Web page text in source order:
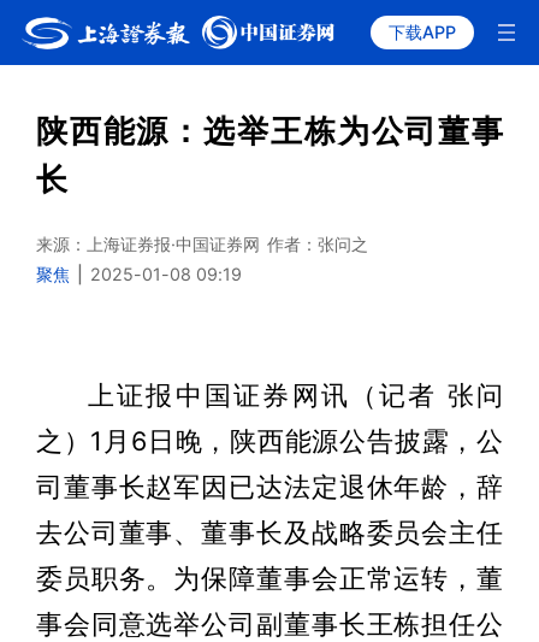
下载APP
陕西能源：选举王栋为公司董事
长
来源：上海证券报·中国证券网 作者：张问之
聚焦
2025-01-08 09:19
上证报中国证券网讯（记者 张问
之）1月6日晚，陕西能源公告披露，公
司董事长赵军因已达法定退休年龄，辞
去公司董事、董事长及战略委员会主任
委员职务。为保障董事会正常运转，董
事会同意选举公司副董事长王栋担任公